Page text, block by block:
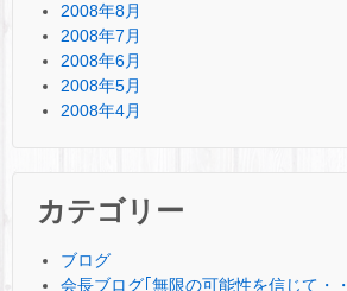
2008年8月
2008年7月
2008年6月
2008年5月
2008年4月
カテゴリー
ブログ
会長ブログ｢無限の可能性を信じて・